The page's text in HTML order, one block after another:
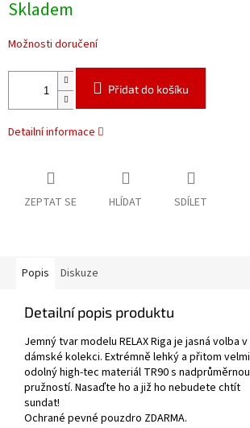
cena:
Skladem
Možnosti doručení
Přidat do košíku
Detailní informace
ZEPTAT SE HLÍDAT SDÍLET
Popis Diskuze
Detailní popis produktu
Jemný tvar modelu RELAX Riga je jasná volba v
dámské kolekci. Extrémně lehký a přitom velmi
odolný high-tec materiál TR90 s nadprůměrnou
pružností. Nasaďte ho a již ho nebudete chtít
sundat!
Ochrané pevné pouzdro ZDARMA.